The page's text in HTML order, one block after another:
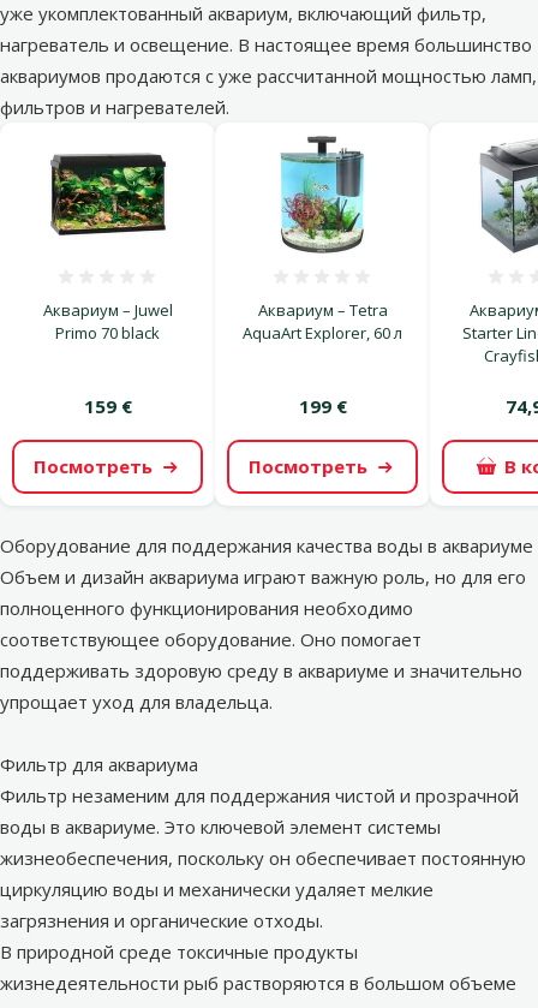
уже укомплектованный аквариум, включающий фильтр,
нагреватель и освещение. В настоящее время большинство
аквариумов продаются с уже рассчитанной мощностью ламп,
фильтров и нагревателей.
Аквариум – Juwel
Primo 70 black
159 €
Посмотреть
Аквариум – Tetra
AquaArt Explorer, 60 л
199 €
Посмотреть
Starter
В
Оборудование для поддержания качества воды в аквариуме
Объем и дизайн аквариума играют важную роль, но для его
полноценного функционирования необходимо
соответствующее оборудование. Оно помогает
поддерживать здоровую среду в аквариуме и значительно
упрощает уход для владельца.
Фильтр для аквариума
Фильтр незаменим для поддержания чистой и прозрачной
воды в аквариуме. Это ключевой элемент системы
жизнеобеспечения, поскольку он обеспечивает постоянную
циркуляцию воды и механически удаляет мелкие
загрязнения и органические отходы.
В природной среде токсичные продукты
жизнедеятельности рыб растворяются в большом объеме